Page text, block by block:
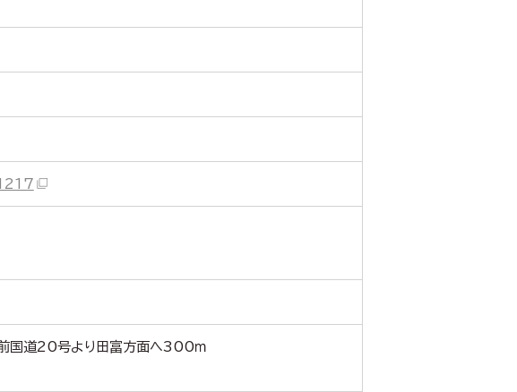
国道20号より田富方面へ300ｍ